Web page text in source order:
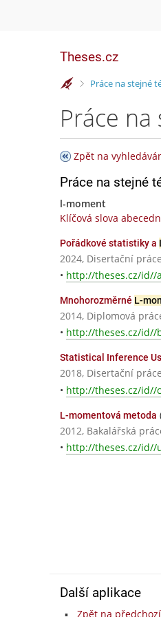
Theses.cz
>Práce na stejné
Práce
Zpět na
Práce na stejné
l-moment
Klíčová slova
Pořádkové statistiky a
2024, Disertační
• http://theses.cz/id//
Mnohorozměrné L-
2014, Diplomová
• http://theses.cz/id//
Statistical Inference
2018, Disertační
• http://theses.cz/id//
L-momentová metoda
2012, Bakalářská
• http://theses.cz/
Další aplikace
Zpět na